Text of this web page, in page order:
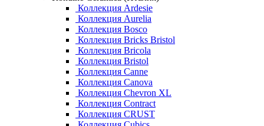
Коллекция Ardesie
Коллекция Aurelia
Коллекция Bosco
Коллекция Bricks Bristol
Коллекция Bricola
Коллекция Bristol
Коллекция Canne
Коллекция Canova
Коллекция Chevron XL
Коллекция Contract
Коллекция CRUST